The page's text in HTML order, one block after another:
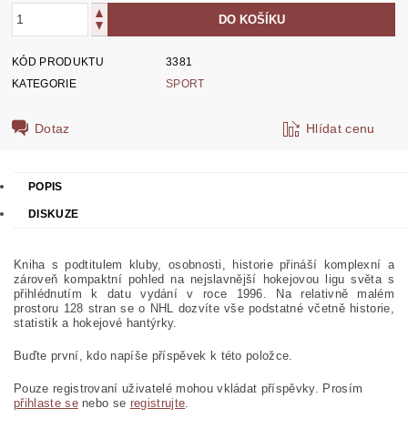
KÓD PRODUKTU
3381
KATEGORIE
SPORT
Dotaz Hlídat cenu
POPIS
DISKUZE
Kniha s podtitulem kluby, osobnosti, historie přináší komplexní a
zároveň kompaktní pohled na nejslavnější hokejovou ligu světa s
přihlédnutím k datu vydání v roce 1996. Na relativně malém
prostoru 128 stran se o NHL dozvíte vše podstatné včetně historie,
statistik a hokejové hantýrky.
Buďte první, kdo napíše příspěvek k této položce.
Pouze registrovaní uživatelé mohou vkládat příspěvky. Prosím
přihlaste senebo se registrujte.